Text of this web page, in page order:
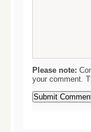
Please note:
your comment.